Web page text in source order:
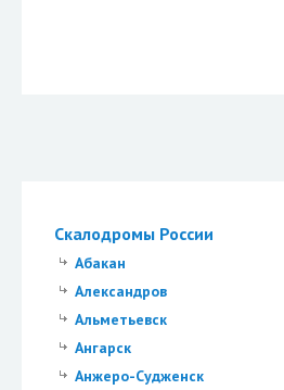
Скалодромы России
Абакан
Александров
Альметьевск
Ангарск
Анжеро-Судженск